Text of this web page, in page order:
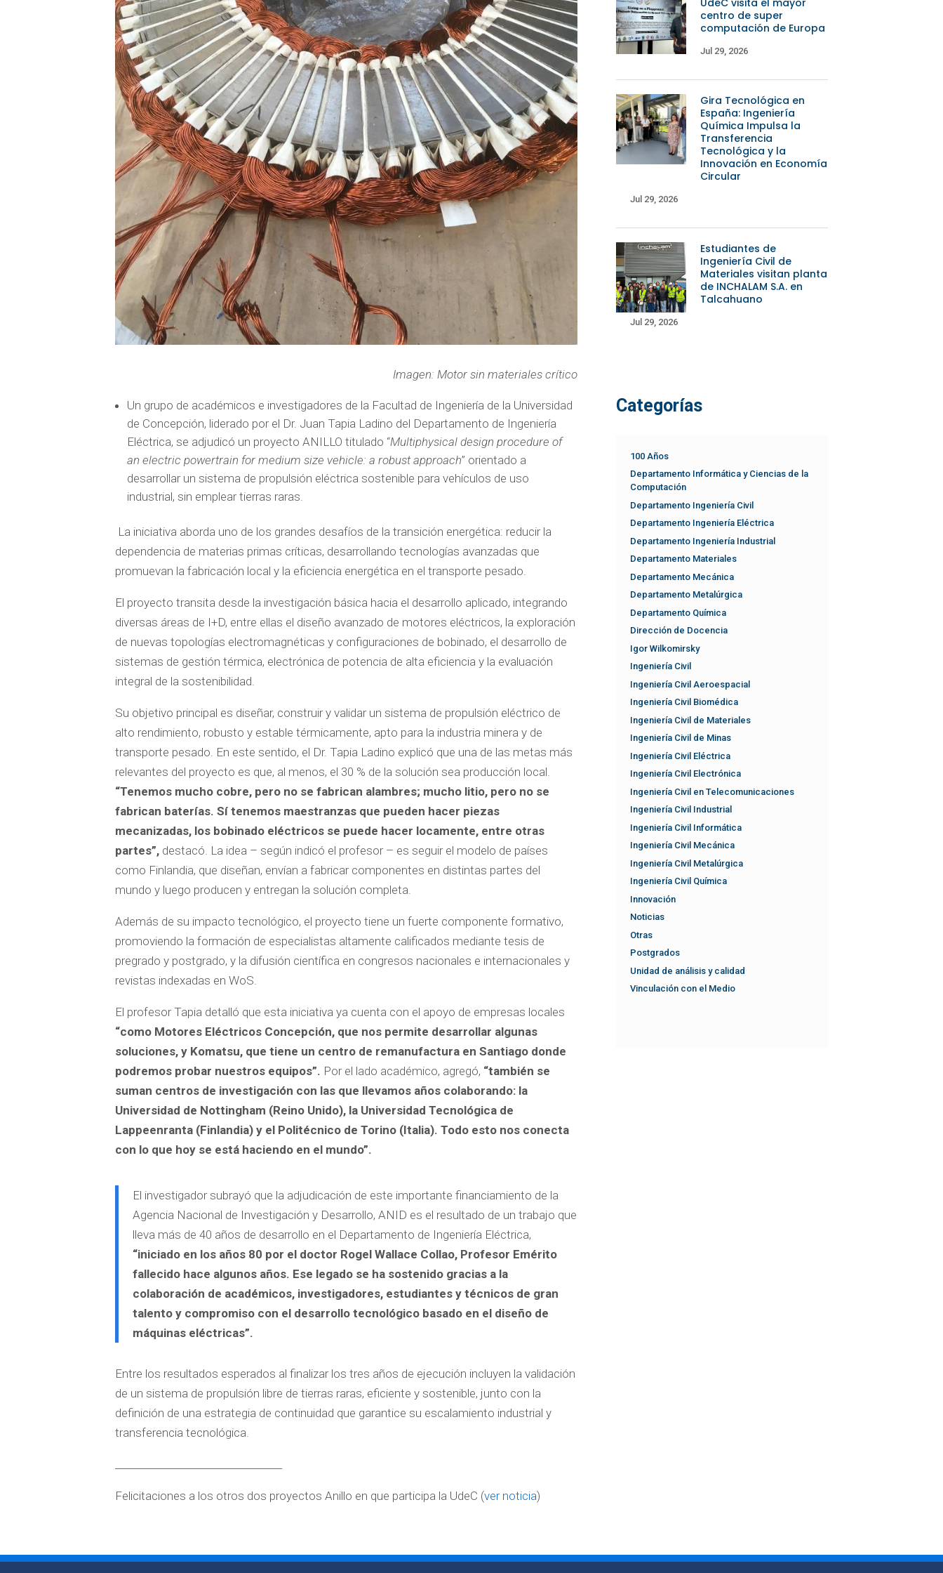
Imagen: Motor sin materiales crítico
Un grupo de académicos e investigadores de la Facultad de Ingeniería de la Universidad
de Concepción, liderado por el Dr. Juan Tapia Ladino del Departamento de Ingeniería
Eléctrica, se adjudicó un proyecto ANILLO titulado “Multiphysical design procedure of
an electric powertrain for medium size vehicle: a robust approach” orientado a
desarrollar un sistema de propulsión eléctrica sostenible para vehículos de uso
industrial, sin emplear tierras raras.
La iniciativa aborda uno de los grandes desafíos de la transición energética: reducir la
dependencia de materias primas críticas, desarrollando tecnologías avanzadas que
promuevan la fabricación local y la eficiencia energética en el transporte pesado.
El proyecto transita desde la investigación básica hacia el desarrollo aplicado, integrando
diversas áreas de I+D, entre ellas el diseño avanzado de motores eléctricos, la exploración
de nuevas topologías electromagnéticas y configuraciones de bobinado, el desarrollo de
sistemas de gestión térmica, electrónica de potencia de alta eficiencia y la evaluación
integral de la sostenibilidad.
Su objetivo principal es diseñar, construir y validar un sistema de propulsión eléctrico de
alto rendimiento, robusto y estable térmicamente, apto para la industria minera y de
transporte pesado. En este sentido, el Dr. Tapia Ladino explicó que una de las metas más
relevantes del proyecto es que, al menos, el 30 % de la solución sea producción local.
“Tenemos mucho cobre, pero no se fabrican alambres; mucho litio, pero no se
fabrican baterías. Sí tenemos maestranzas que pueden hacer piezas
mecanizadas, los bobinado eléctricos se puede hacer locamente, entre otras
partes”, destacó. La idea – según indicó el profesor – es seguir el modelo de países
como Finlandia, que diseñan, envían a fabricar componentes en distintas partes del
mundo y luego producen y entregan la solución completa.
Además de su impacto tecnológico, el proyecto tiene un fuerte componente formativo,
promoviendo la formación de especialistas altamente calificados mediante tesis de
pregrado y postgrado, y la difusión científica en congresos nacionales e internacionales y
revistas indexadas en WoS.
El profesor Tapia detalló que esta iniciativa ya cuenta con el apoyo de empresas locales
“como Motores Eléctricos Concepción, que nos permite desarrollar algunas
soluciones, y Komatsu, que tiene un centro de remanufactura en Santiago donde
podremos probar nuestros equipos”. Por el lado académico, agregó, “también se
suman centros de investigación con las que llevamos años colaborando: la
Universidad de Nottingham (Reino Unido), la Universidad Tecnológica de
Lappeenranta (Finlandia) y el Politécnico de Torino (Italia). Todo esto nos conecta
con lo que hoy se está haciendo en el mundo”.
El investigador subrayó que la adjudicación de este importante financiamiento de la
Agencia Nacional de Investigación y Desarrollo, ANID es el resultado de un trabajo que
lleva más de 40 años de desarrollo en el Departamento de Ingeniería Eléctrica,
“iniciado en los años 80 por el doctor Rogel Wallace Collao, Profesor Emérito
fallecido hace algunos años. Ese legado se ha sostenido gracias a la
colaboración de académicos, investigadores, estudiantes y técnicos de gran
talento y compromiso con el desarrollo tecnológico basado en el diseño de
máquinas eléctricas”.
Entre los resultados esperados al finalizar los tres años de ejecución incluyen la validación
de un sistema de propulsión libre de tierras raras, eficiente y sostenible, junto con la
definición de una estrategia de continuidad que garantice su escalamiento industrial y
transferencia tecnológica.
Felicitaciones a los otros dos proyectos Anillo en que participa la UdeC (ver noticia)
centro de super
computación de Europa
Jul 29, 2026
Gira Tecnológica en
España: Ingeniería
Química Impulsa la
Transferencia
Tecnológica y la
Innovación en Economía
Circular
Jul 29, 2026
Estudiantes de
Ingeniería Civil de
Materiales visitan planta
de INCHALAM S.A. en
Talcahuano
Jul 29, 2026
Categorías
100 Años
Departamento Informática y Ciencias de la
Computación
Departamento Ingeniería Civil
Departamento Ingeniería Eléctrica
Departamento Ingeniería Industrial
Departamento Materiales
Departamento Mecánica
Departamento Metalúrgica
Departamento Química
Dirección de Docencia
Igor Wilkomirsky
Ingeniería Civil
Ingeniería Civil Aeroespacial
Ingeniería Civil Biomédica
Ingeniería Civil de Materiales
Ingeniería Civil de Minas
Ingeniería Civil Eléctrica
Ingeniería Civil Electrónica
Ingeniería Civil en Telecomunicaciones
Ingeniería Civil Industrial
Ingeniería Civil Informática
Ingeniería Civil Mecánica
Ingeniería Civil Metalúrgica
Ingeniería Civil Química
Innovación
Noticias
Otras
Postgrados
Unidad de análisis y calidad
Vinculación con el Medio